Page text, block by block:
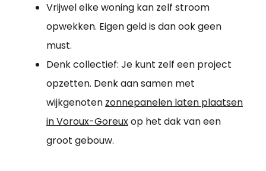
Vrijwel elke woning kan zelf stroom
opwekken. Eigen geld is dan ook geen
must.
Denk collectief: Je kunt zelf een project
opzetten. Denk aan samen met
wijkgenoten zonnepanelen laten plaatsen
in Voroux-Goreuxop het dak van een
groot gebouw.